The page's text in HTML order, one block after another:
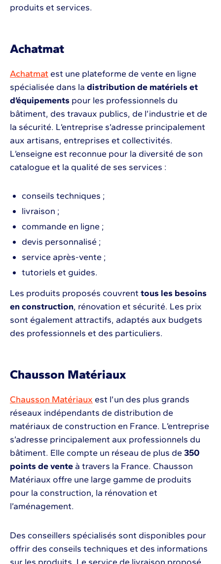
produits et services.
Achatmat
Achatmat est une plateforme de vente en ligne
spécialisée dans la distribution de matériels et
d’équipements pour les professionnels du
bâtiment, des travaux publics, de l’industrie et de
la sécurité. L’entreprise s’adresse principalement
aux artisans, entreprises et collectivités.
L’enseigne est reconnue pour la diversité de son
catalogue et la qualité de ses services :
conseils techniques ;
livraison ;
commande en ligne ;
devis personnalisé ;
service après-vente ;
tutoriels et guides.
Les produits proposés couvrent tous les besoins
en construction, rénovation et sécurité. Les prix
sont également attractifs, adaptés aux budgets
des professionnels et des particuliers.
Chausson Matériaux
Chausson Matériaux est l’un des plus grands
réseaux indépendants de distribution de
matériaux de construction en France. L’entreprise
s’adresse principalement aux professionnels du
bâtiment. Elle compte un réseau de plus de 350
points de vente à travers la France. Chausson
Matériaux offre une large gamme de produits
pour la construction, la rénovation et
l’aménagement.
Des conseillers spécialisés sont disponibles pour
offrir des conseils techniques et des informations